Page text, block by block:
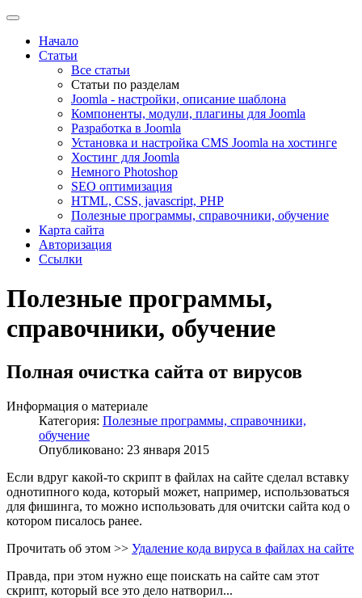
Начало
Статьи
Все статьи
Статьи по разделам
Joomla - настройки, описание шаблона
Компоненты, модули, плагины для Joomla
Разработка в Joomla
Установка и настройка CMS Joomla на хостинге
Хостинг для Joomla
Немного Photoshop
SEO оптимизация
HTML, CSS, javascript, PHP
Полезные программы, справочники, обучение
Карта сайта
Авторизация
Ссылки
Полезные программы,
справочники, обучение
Полная очистка сайта от вирусов
Информация о материале
Категория: Полезные программы, справочники,
обучение
Опубликовано: 23 января 2015
Если вдруг какой-то скрипт в файлах на сайте сделал вставку
однотипного кода, который может, например, использоваться
для фишинга, то можно использовать для очитски сайта код о
котором писалось ранее.
Прочитать об этом >> Удаление кода вируса в файлах на сайте
Правда, при этом нужно еще поискать на сайте сам этот
скрипт, который все это дело натворил...